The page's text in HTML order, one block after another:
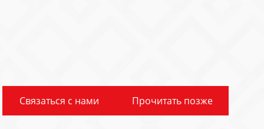
Связаться с нами Прочитать позже